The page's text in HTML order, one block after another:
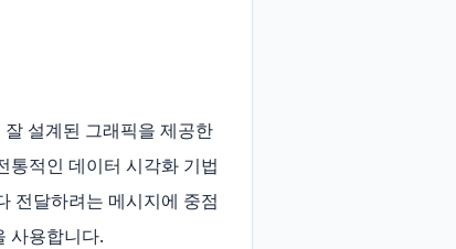
설계된 그래픽을 제공한
통적인 데이터 시각화 기법
전달하려는 메시지에 중점
사용합니다.